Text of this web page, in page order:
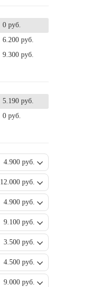
0 руб.
6.200 руб.
9.300 руб.
5.190 руб.
0 руб.
4.900 руб.
12.000 руб.
4.900 руб.
9.100 руб.
3.500 руб.
4.500 руб.
9.000 руб.